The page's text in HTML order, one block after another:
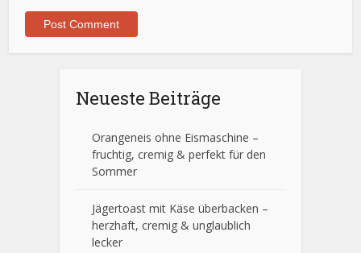
Neueste Beiträge
Orangeneis ohne Eismaschine –
fruchtig, cremig & perfekt für den
Sommer
Jägertoast mit Käse überbacken –
herzhaft, cremig & unglaublich
lecker